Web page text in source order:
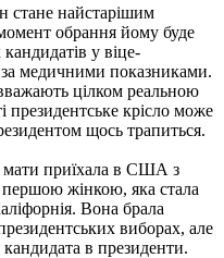
стане найстарішим
обрання йому буде
у віце-
за медичними показниками.
цілком реальною
президентське крісло може
щось трапиться.
мати приїхала в США з
першою жінкою, яка стала
Вона брала
виборах, але
в президенти.